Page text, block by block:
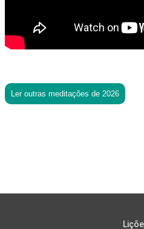
Ler outras meditações de 2026